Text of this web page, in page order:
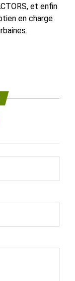
et enfin
en charge